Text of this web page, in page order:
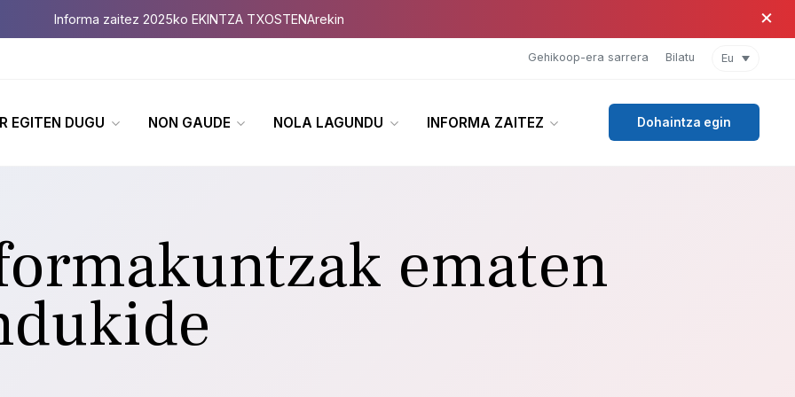
Informa zaitez 2025ko EKINTZA TXOSTENArekin ×
Dohaintza egin
EGITEN DUGU NON GAUDE NOLA LAGUNDU INFORMA ZAITEZ
Gehikoop-era sarrera Bilatu Eu
ematen